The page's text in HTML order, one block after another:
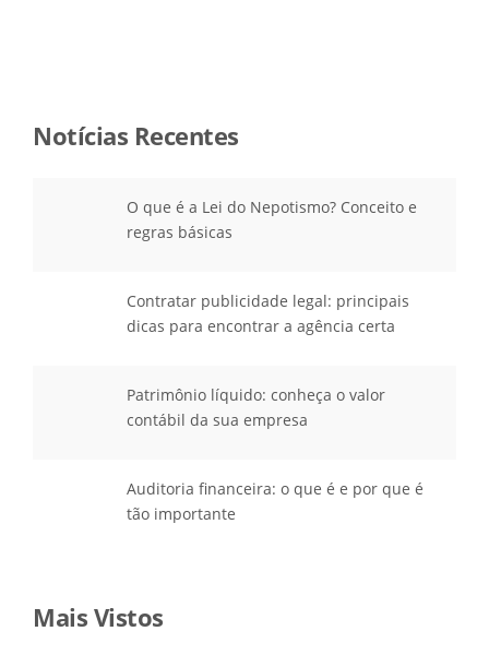
Notícias Recentes
O que é a Lei do Nepotismo? Conceito e
regras básicas
Contratar publicidade legal: principais
dicas para encontrar a agência certa
Patrimônio líquido: conheça o valor
contábil da sua empresa
Auditoria financeira: o que é e por que é
tão importante
Mais Vistos